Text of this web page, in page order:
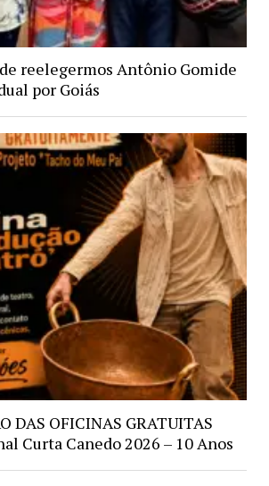
reelegermos Antônio Gomide
por Goiás
DAS OFICINAS GRATUITAS
Curta Canedo 2026 – 10 Anos